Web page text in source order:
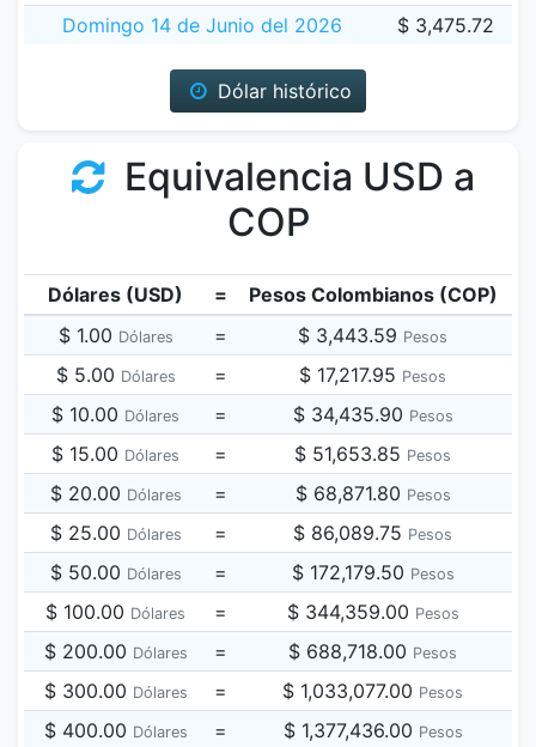
Domingo 14 de Junio del 2026
$ 3,475.72
Dólar histórico
Equivalencia USD a
COP
Dólares (USD) =
Pesos Colombianos (COP)
$ 1.00 Dólares = $ 3,443.59 Pesos
$ 5.00 Dólares = $ 17,217.95 Pesos
$ 10.00 Dólares = $ 34,435.90 Pesos
$ 15.00 Dólares = $ 51,653.85 Pesos
$ 20.00 Dólares = $ 68,871.80 Pesos
$ 25.00 Dólares = $ 86,089.75 Pesos
$ 50.00 Dólares = $ 172,179.50 Pesos
$ 100.00 Dólares = $ 344,359.00 Pesos
$ 200.00 Dólares = $ 688,718.00 Pesos
$ 300.00 Dólares = $ 1,033,077.00 Pesos
$ 400.00 Dólares = $ 1,377,436.00 Pesos